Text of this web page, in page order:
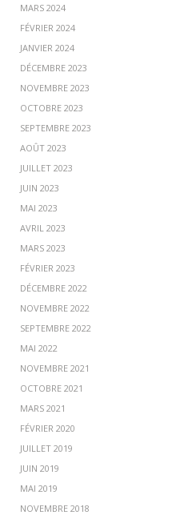
MARS 2024
FÉVRIER 2024
JANVIER 2024
DÉCEMBRE 2023
NOVEMBRE 2023
OCTOBRE 2023
SEPTEMBRE 2023
AOÛT 2023
JUILLET 2023
JUIN 2023
MAI 2023
AVRIL 2023
MARS 2023
FÉVRIER 2023
DÉCEMBRE 2022
NOVEMBRE 2022
SEPTEMBRE 2022
MAI 2022
NOVEMBRE 2021
OCTOBRE 2021
MARS 2021
FÉVRIER 2020
JUILLET 2019
JUIN 2019
MAI 2019
NOVEMBRE 2018